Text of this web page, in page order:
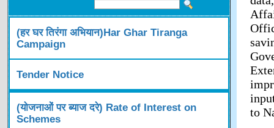
(हर घर तिरंगा अभियान)Har Ghar Tiranga
Campaign
Tender Notice
(योजनाओं पर ब्याज दरे) Rate of Interest on
Schemes
to